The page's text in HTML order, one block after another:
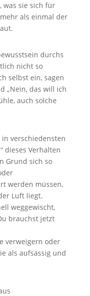
was sie sich für
als einmal der
durchs
nicht so
selbst ein, sagen
„Nein, das will ich
auch solche
verschiedensten
dieses Verhalten
Grund sich so
werden müssen,
Luft liegt.
weggewischt,
brauchst jetzt
verweigern oder
als aufsässig und